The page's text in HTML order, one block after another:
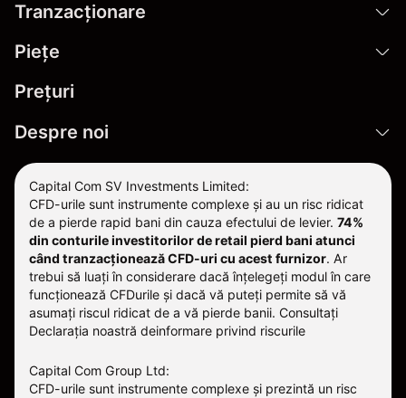
Tranzacționare
Pieţe
Prețuri
Despre noi
Capital Com SV Investments Limited:
CFD-urile sunt instrumente complexe și au un risc ridicat
de a pierde rapid bani din cauza efectului de levier. 74%
din conturile investitorilor de retail pierd bani atunci
când tranzacționează CFD-uri cu acest furnizor. Ar
trebui să luați în considerare dacă înțelegeți modul în care
funcționează CFDurile și dacă vă puteți permite să vă
asumați riscul ridicat de a vă pierde banii. Consultați
Declarația noastră deinformare privind riscurile
Capital Com Group Ltd:
CFD-urile sunt instrumente complexe și prezintă un risc